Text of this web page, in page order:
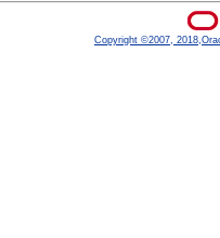
Copyright ©2007,